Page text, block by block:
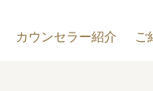
カウンセラー紹介 ご